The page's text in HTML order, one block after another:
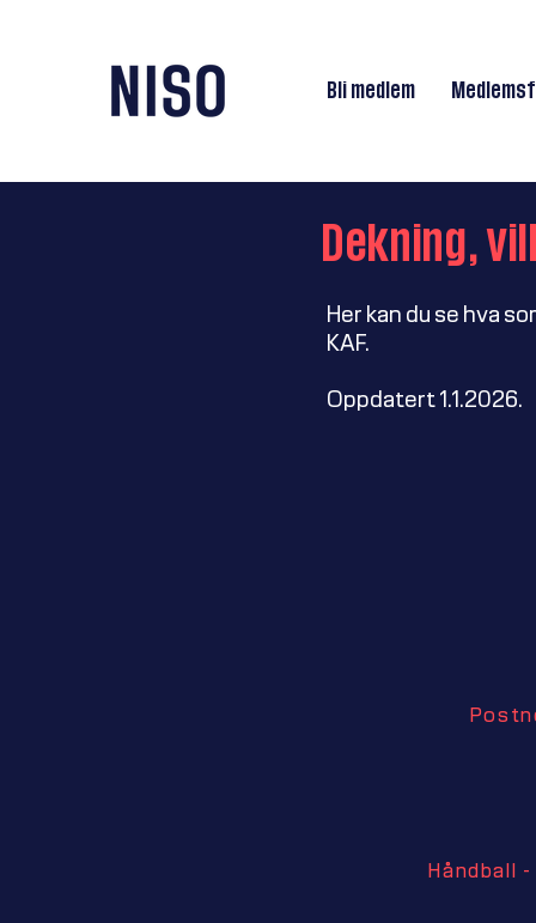
Bli medlem
Dekning,
Her kan du se hva
KAF.
Oppdatert 1.1.2026.
Håndball